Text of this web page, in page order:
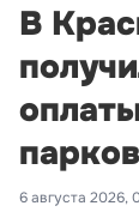
В
6 августа 2026,